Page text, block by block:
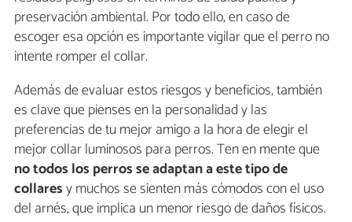
preservación ambiental. Por todo ello, en caso de
escoger esa opción es importante vigilar que el perro no
intente romper el collar.
Además de evaluar estos riesgos y beneficios, también
es clave que pienses en la personalidad y las
preferencias de tu mejor amigo a la hora de elegir el
mejor collar luminosos para perros. Ten en mente que
no todos los perros se adaptan a este tipo de
collaresy muchos se sienten más cómodos con el uso
del arnés, que implica un menor riesgo de daños físicos.